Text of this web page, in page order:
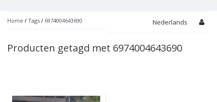
Home / Tags / 6974004643690 Nederlands
Producten getagd met 6974004643690